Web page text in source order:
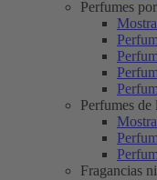
Perfumes
Perfumes de
Fragancias